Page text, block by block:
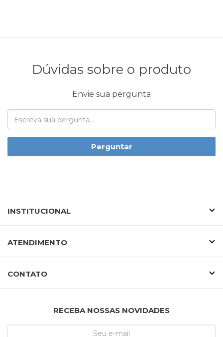
Dúvidas sobre o produto
Envie sua pergunta
Perguntar
INSTITUCIONAL
ATENDIMENTO
CONTATO
RECEBA NOSSAS NOVIDADES